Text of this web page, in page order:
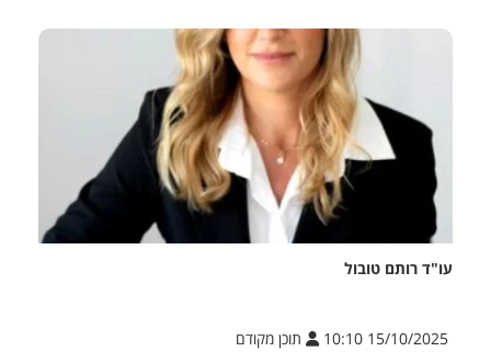
עו"ד רותם טובול
15/10/2025 10:10 תוכן מקודם